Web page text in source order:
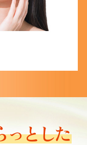
っとした